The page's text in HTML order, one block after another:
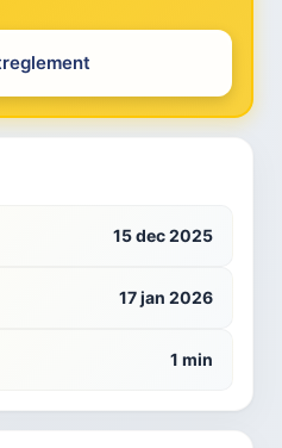
15 dec 2025
17 jan 2026
1 min